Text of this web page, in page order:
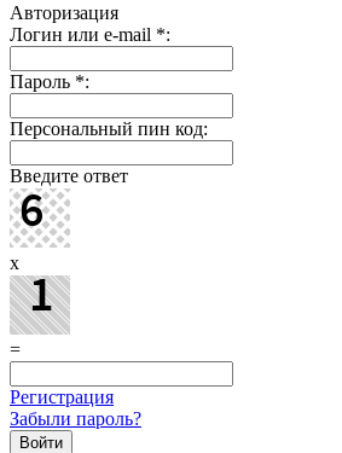
Авторизация
Логин или e-mail *:
Пароль *:
Персональный пин код:
Введите ответ
x
=
Регистрация
Забыли пароль?